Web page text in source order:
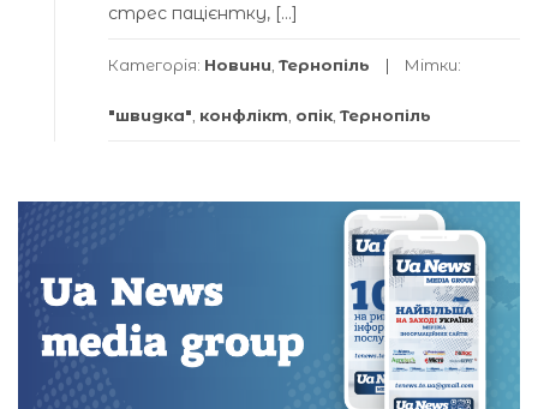
стрес пацієнтку, […]
Категорія: Новини, Тернопіль Мітки:
"швидка", конфлікт, опік, Тернопіль